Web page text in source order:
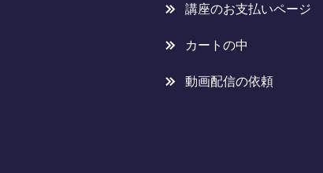
講座のお支払いページ
カートの中
動画配信の依頼